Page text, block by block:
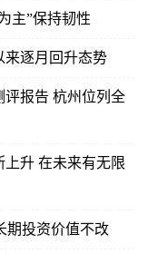
主”保持韧性
逐月回升态势
评报告 杭州位列全
升 在未来有无限
期投资价值不改